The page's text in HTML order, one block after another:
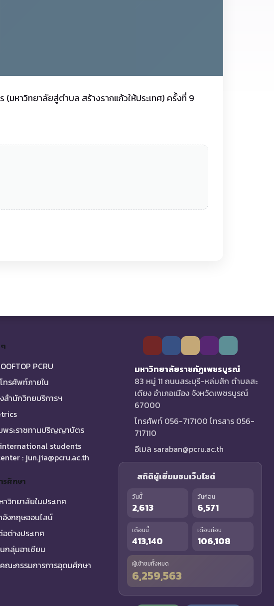
หาวิทยาลัยสู่ตำบล สร้างรากแก้วให้ประเทศ) ครั้งที่ 9
PCRU
ทรศัพท์ภายใน
สำนักวิทยบริการฯ
ระราชทานปริญญาบัตร
students
: jun.jia@pcru.ac.th
รศึกษา
าวิทยาลัยในประเทศ
อังกฤษออนไลน์
ต่างประเทศ
กลุ่มอาเซียน
ณะกรรมการการอุดมศึกษา
มหาวิทยาลัยราชภัฏเพชรบูรณ์
83 หมู่ 11 ถนนสระบุรี-หล่มสัก ตำบลสะ
เดียง อำเภอเมือง จังหวัดเพชรบูรณ์
67000
โทรศัพท์ 056-717100 โทรสาร 056-
717110
อีเมล saraban@pcru.ac.th
สถิติผู้เยี่ยมชมเว็บไซต์
วันนี้
2,613
วันก่อน
6,571
เดือนนี้
413,140
เดือนก่อน
106,108
ผู้เข้าชมทั้งหมด
6,259,563